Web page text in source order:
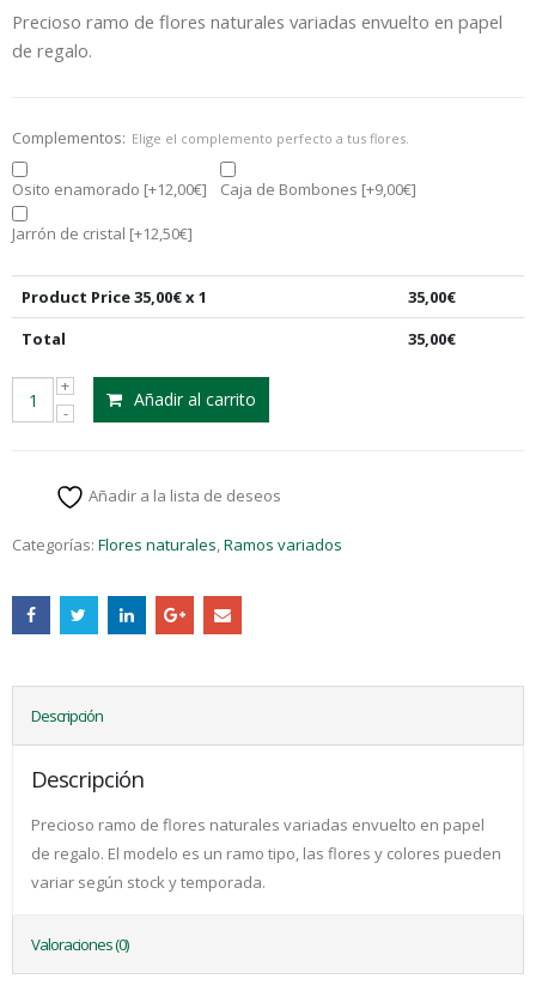
Precioso ramo de flores naturales variadas envuelto en papel
de regalo.
Complementos: Elige el complemento perfecto a tus flores.
Osito enamorado [+12,00€] Caja de Bombones [+9,00€]
Jarrón de cristal [+12,50€]
Product Price35,00€ x 1 35,00€
Total
35,00€
Añadir al carrito
Añadir a la lista de deseos
Categorías: Flores naturales,Ramos variados
Descripción
Descripción
Precioso ramo de flores naturales variadas envuelto en papel
de regalo. El modelo es un ramo tipo, las flores y colores pueden
variar según stock y temporada.
Valoraciones (0)